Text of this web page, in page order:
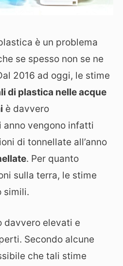
è un problema
se spesso non se ne
2016 ad oggi, le stime
di plastica nelle acque
è davvero
anno vengono infatti
di tonnellate all’anno
. Per quanto
sulla terra, le stime
simili.
davvero elevati e
Secondo alcune
che tali stime